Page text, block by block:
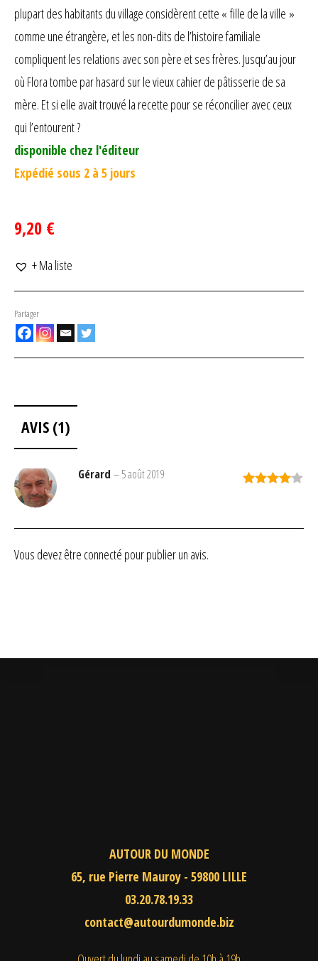
plupart des habitants du village considèrent cette « fille de la ville »
comme une étrangère, et les non-dits de l’histoire familiale
compliquent les relations avec son père et ses frères. Jusqu’au jour
où Flora tombe par hasard sur le vieux cahier de pâtisserie de sa
mère. Et si elle avait trouvé la recette pour se réconcilier avec ceux
qui l’entourent ?
disponible chez l'éditeur
Expédié sous 2 à 5 jours
9,20 €
+ Ma liste
Partager
AVIS (1)
Gérard –5 août 2019
Vous devez être connecté pour publier un avis.
AUTOUR DU MONDE
65, rue Pierre Mauroy - 59800 LILLE
03.20.78.19.33
contact@autourdumonde.biz